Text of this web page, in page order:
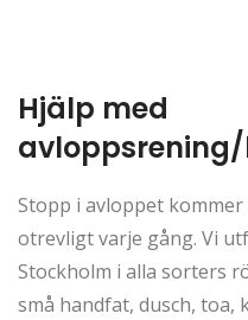
Hjälp med
Stopp i avloppet
otrevligt varje gång. Vi
Stockholm i alla sorters
små handfat, dusch, toa,